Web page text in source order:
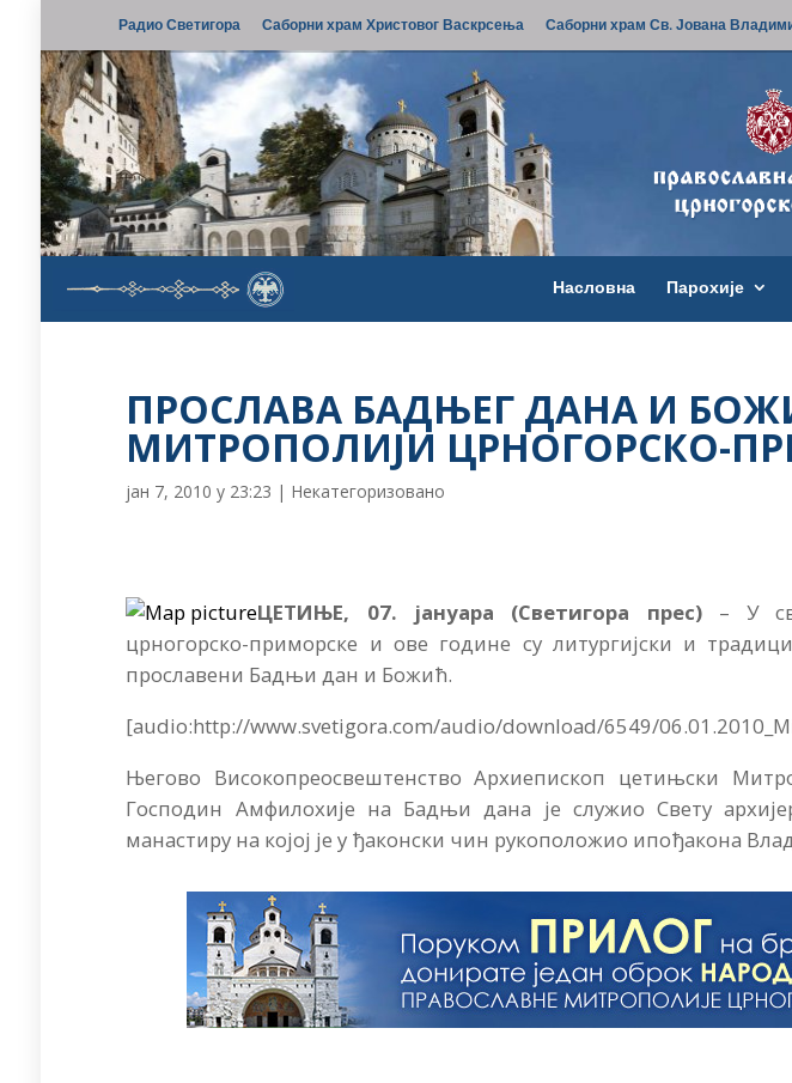
Радио Светигора Саборни храм Христовог Васкрсења Саборни храм Св. Јована
Насловна Парохије
ПРОСЛАВА БАДЊЕГ ДАНА И
МИТРОПОЛИЈИ ЦРНОГОРСКО-
јан 7, 2010 у 23:23 | Некатегоризовано
ЦЕТИЊЕ, 07. јануара (Светигора прес) – У
црногорско-приморске и ове године су литургијски и
прославени Бадњи дан и Божић.
[audio:http://www.svetigora.com/audio/download/6549/
Његово Високопреосвештенство Архиепископ цетињски
Господин Амфилохије на Бадњи дана је служио Свету
манастиру на којој је у ђаконски чин рукоположио ипођакона